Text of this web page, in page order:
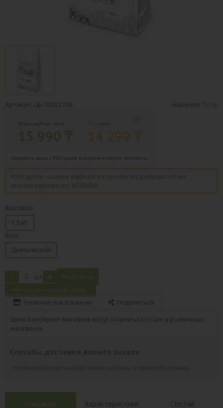
Артикул: ЦБ-00022109 Наличие: Есть
Ваша клубная цена: PRO цена:
14 299 ₸
Оформите заказ с PRO ценой в корзине интернет-магазина.
PRO цена - самая низкая в городе по результатам
мониторинга от 8/7/2026
Фасовка
1,5 кг.
Вкус
Диетический
- шт + В корзину
Не нашли нужный товар?
Наличие в магазинах Поделиться
Цены в интернет-магазине могут отличаться от цен в розничных
магазинах.
Описание Характеристики Состав